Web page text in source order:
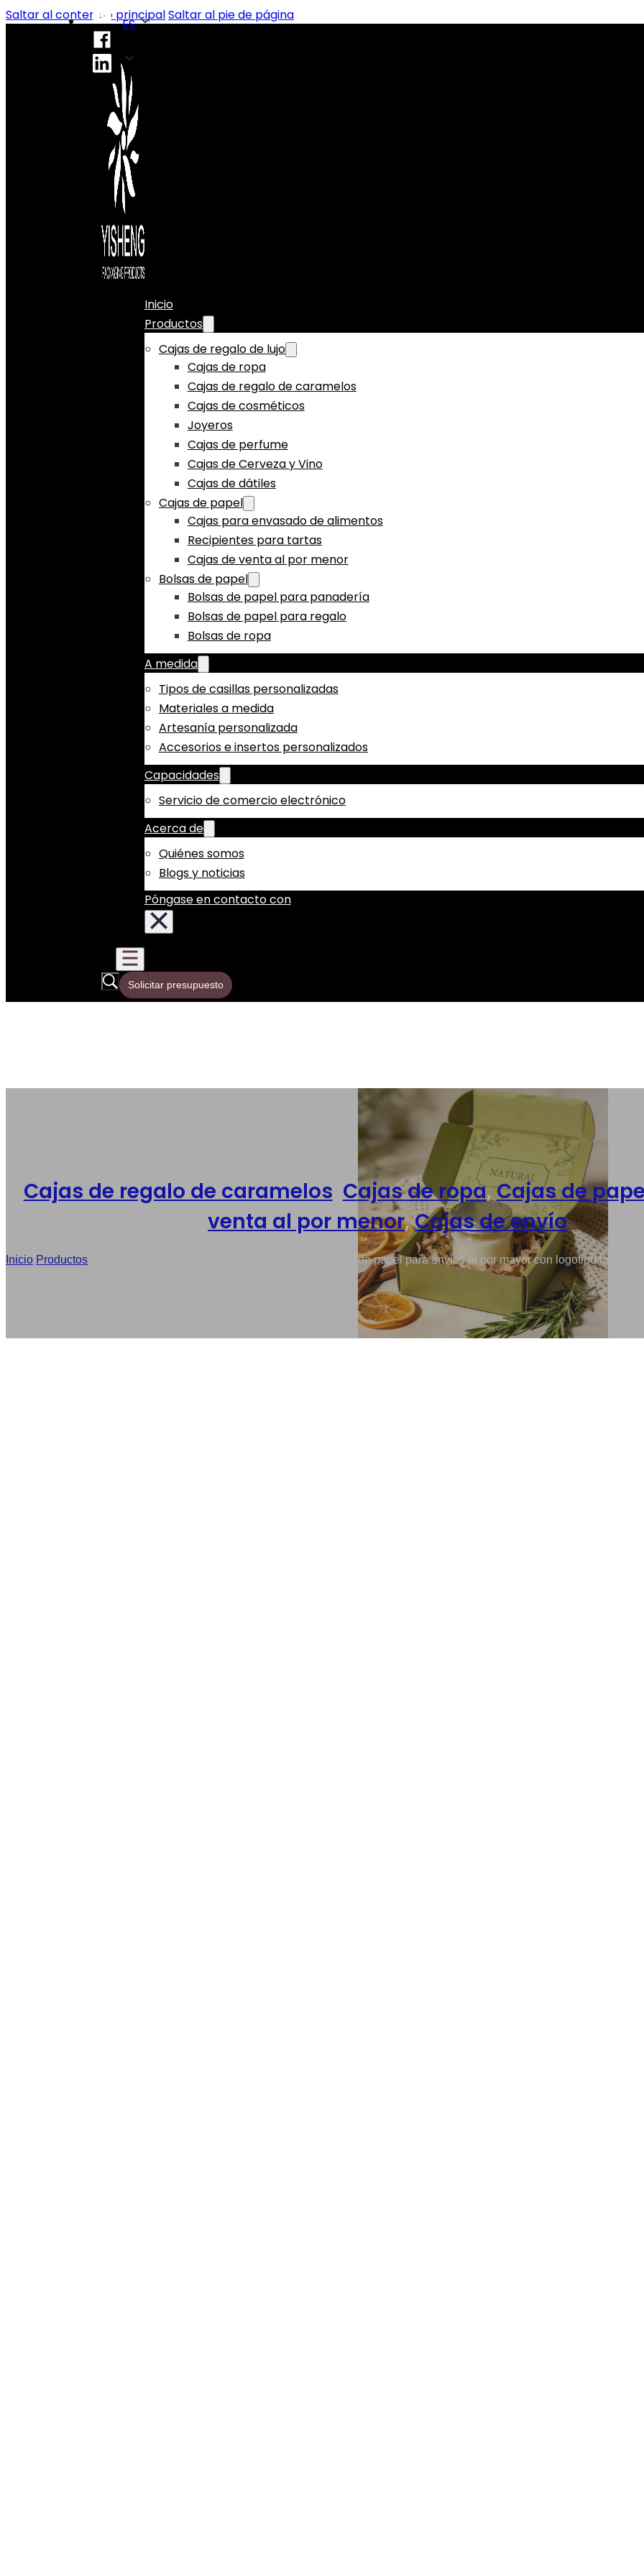
Saltar al contenido principalSaltar al pie de página
ES
Inicio
Productos
Cajas de regalo de lujo
Cajas de ropa
Cajas de regalo de caramelos
Cajas de cosméticos
Joyeros
Cajas de perfume
Cajas de Cerveza y Vino
Cajas de dátiles
Cajas de papel
Cajas para envasado de alimentos
Recipientes para tartas
Cajas de venta al por menor
Bolsas de papel
Bolsas de papel para panadería
Bolsas de papel para regalo
Bolsas de ropa
A medida
Tipos de casillas personalizadas
Materiales a medida
Artesanía personalizada
Accesorios e insertos personalizados
Capacidades
Servicio de comercio electrónico
Acerca de
Quiénes somos
Blogs y noticias
Póngase en contacto con
Solicitar presupuesto
Cajas de regalo de caramelos Cajas de ropa,Cajas de
venta al por menor,Cajas de envío
Inicio Productos Cajas plegables personalizadas para regalos, cajas de papel para envíos al por mayor con logotipo impreso